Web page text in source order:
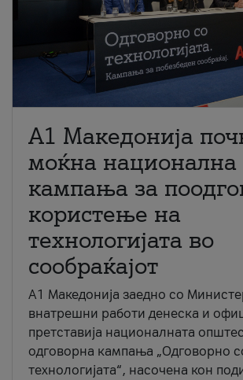
A1 Македонија
моќна национална
кампања за
користење на
технологијата во
сообраќајот
A1 Македонија заедно со
внатрешни работи денеска и
претставија националната
одговорна кампања „Одговорно
технологијата“, насочена кон